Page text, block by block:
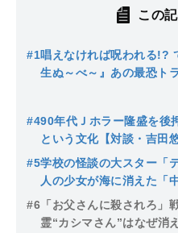
この
#1唱えなければ呪われる!?
生ぬ～べ～』あの最恐ト
【鼎談・吉田悠軌×真倉翔
#490年代Ｊホラー隆盛を後
という文化【対談・吉田
#5学校の怪談の大スター「
人の少女が海に消えた「
れた“戦争”幽霊の存在
#6 「お父さんに殺されろ」
霊“カシマさん”はなぜ消